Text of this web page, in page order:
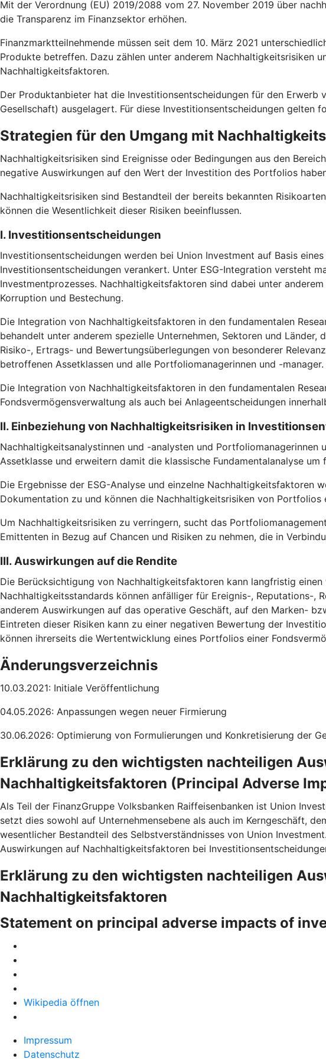
Mit der Verordnung (EU) 2019/2088 vom 27. November 2019 über
die Transparenz im Finanzsektor erhöhen.
Finanzmarktteilnehmende müssen seit dem 10. März 2021
Produkte betreffen. Dazu zählen unter anderem Nachhaltigkeitsrisiken
Nachhaltigkeitsfaktoren.
Der Produktanbieter hat die Investitionsentscheidungen für den
Gesellschaft) ausgelagert. Für diese Investitionsentscheidungen gelten
Strategien für den Umgang mit
Nachhaltigkeitsrisiken sind Ereignisse oder Bedingungen aus den
negative Auswirkungen auf den Wert der Investition des Portfolios
Nachhaltigkeitsrisiken sind Bestandteil der bereits bekannten
können die Wesentlichkeit dieser Risiken beeinflussen.
I. Investitionsentscheidungen
Investitionsentscheidungen werden bei Union Investment auf Basis
Investitionsentscheidungen verankert. Unter ESG-Integration versteht
Investmentprozesses. Nachhaltigkeitsfaktoren sind dabei unter
Korruption und Bestechung.
Die Integration von Nachhaltigkeitsfaktoren in den fundamentalen
behandelt unter anderem spezielle Unternehmen, Sektoren und
Risiko-, Ertrags- und Bewertungsüberlegungen von besonderer
betroffenen Assetklassen und alle Portfoliomanagerinnen und -manager.
Die Integration von Nachhaltigkeitsfaktoren in den fundamentalen
Fondsvermögensverwaltung als auch bei Anlageentscheidungen
II. Einbeziehung von Nachhaltigkeitsrisiken in
Nachhaltigkeitsanalystinnen und -analysten und
Assetklasse und erweitern damit die klassische Fundamentalanalyse
Die Ergebnisse der ESG-Analyse und einzelne
Dokumentation zu und können die Nachhaltigkeitsrisiken von Portfolios
Um Nachhaltigkeitsrisiken zu verringern, sucht das
Emittenten in Bezug auf Chancen und Risiken zu nehmen, die in
III. Auswirkungen auf die Rendite
Die Berücksichtigung von Nachhaltigkeitsfaktoren kann langfristig
Nachhaltigkeitsstandards können anfälliger für Ereignis-, Reputations-,
anderem Auswirkungen auf das operative Geschäft, auf den Marken-
Eintreten dieser Risiken kann zu einer negativen Bewertung der
können ihrerseits die Wertentwicklung eines Portfolios einer
Änderungsverzeichnis
10.03.2021: Initiale Veröffentlichung
04.05.2026: Anpassungen wegen neuer Firmierung
30.06.2026: Optimierung von Formulierungen und Konkretisierung der
Erklärung zu den wichtigsten nachteiligen
Nachhaltigkeitsfaktoren (Principal Adverse
Als Teil der FinanzGruppe Volksbanken Raiffeisenbanken ist Union
setzt dies sowohl auf Unternehmensebene als auch im Kerngeschäft,
wesentlicher Bestandteil des Selbstverständnisses von Union
Auswirkungen auf Nachhaltigkeitsfaktoren bei
Erklärung zu den wichtigsten nachteiligen
Nachhaltigkeitsfaktoren
Statement on principal adverse impacts of
Wikipedia öffnen
Impressum
Datenschutz